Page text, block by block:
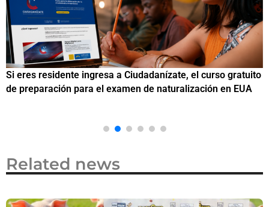
Si eres residente ingresa a Ciudadanízate, el curso gratuito
de preparación para el examen de naturalización en EUA
Related news